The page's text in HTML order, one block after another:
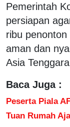
Pemerintah
persiapan
ribu
aman dan
Asia
Baca Juga :
Peserta Piala
Tuan Rumah